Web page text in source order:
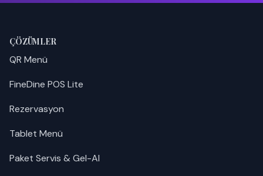
ÇÖZÜMLER
QR Menü
FineDine POS Lite
Rezervasyon
Tablet Menü
Paket Servis & Gel-Al